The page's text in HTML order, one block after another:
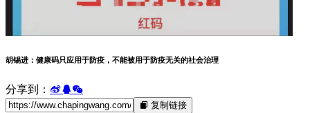
胡锡进：健康码只应用于防疫，不能被用于防疫无关的社会治理
分享到：
复制链接